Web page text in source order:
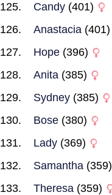
Candy (401)
Anastacia (401)
Hope (396)
Anita (385)
Sydney (385)
Bose (380)
Lady (369)
Samantha (359)
Theresa (359)